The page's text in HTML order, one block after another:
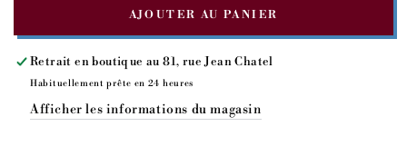
pour
Ninon
-
Kaki/Doré
-
quantité
pour
Ninon
-
Kaki/Doré
-
AJOUTER AU PANIER
Retrait en boutique au81, rue Jean Chatel
Habituellement prête en 24 heures
Afficher les informations du magasin